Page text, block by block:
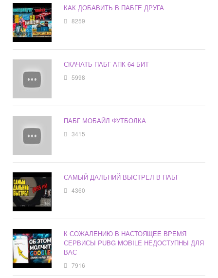
КАК ДОБАВИТЬ В ПАБГЕ ДРУГА
8259
СКАЧАТЬ ПАБГ АПК 64 БИТ
5998
ПАБГ МОБАЙЛ ФУТБОЛКА
3415
САМЫЙ ДАЛЬНИЙ ВЫСТРЕЛ В ПАБГ
4360
К СОЖАЛЕНИЮ В НАСТОЯЩЕЕ ВРЕМЯ
СЕРВИСЫ PUBG MOBILE НЕДОСТУПНЫ ДЛЯ
ВАС
7916